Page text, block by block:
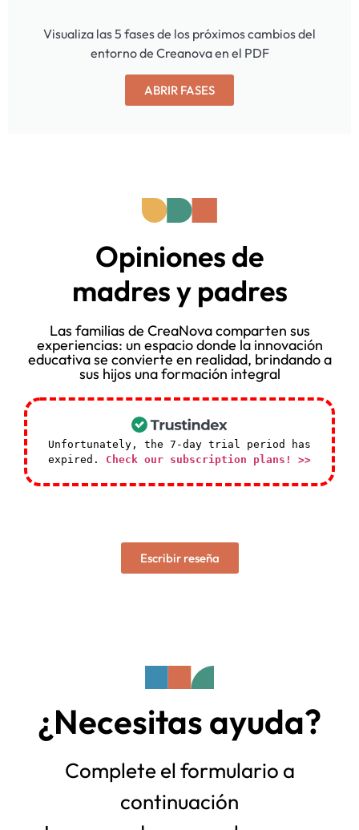
Visualiza las 5 fases de los próximos cambios del
entorno de Creanova en el PDF
ABRIR FASES
Opiniones de
madres y padres
Las familias de CreaNova comparten sus
experiencias: un espacio donde la innovación
educativa se convierte en realidad, brindando a
sus hijos una formación integral
Unfortunately, the 7-day trial period has
expired. Check our subscription plans! >>
Escribir reseña
¿Necesitas ayuda?
Complete el formulario a
continuación